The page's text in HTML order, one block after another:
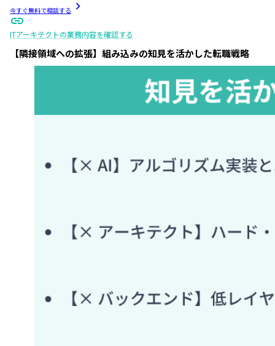
今すぐ無料で相談する
ITアーキテクトの業務内容を確認する
【隣接領域への拡張】組み込みの知見を活かした転職戦略